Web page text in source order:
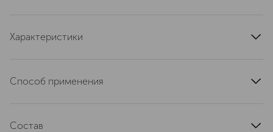
Характеристики
область применения
эффект
антивозрастной
Способ применения
раз, чтобы активировать подачу средства. Секрет
Состав